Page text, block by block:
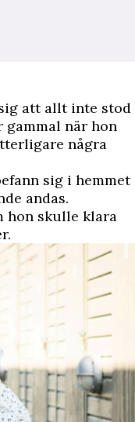
att allt inte stod
när hon
några
sig i hemmet
andas.
hon skulle klara